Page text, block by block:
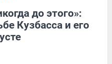
до этого»:
Кузбасса и его